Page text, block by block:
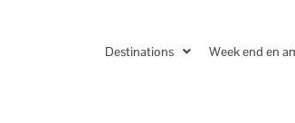
Destinations Week end en